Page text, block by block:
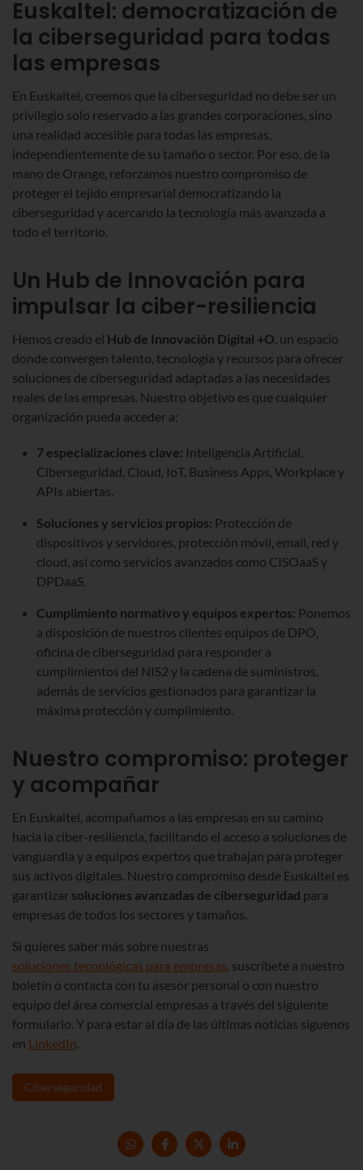
Euskaltel: democratización de
la ciberseguridad para todas
las empresas
En Euskaltel, creemos que la ciberseguridad no debe ser un
privilegio solo reservado a las grandes corporaciones, sino
una realidad accesible para todas las empresas,
independientemente de su tamaño o sector. Por eso, de la
mano de Orange, reforzamos nuestro compromiso de
proteger el tejido empresarial democratizando la
ciberseguridad y acercando la tecnología más avanzada a
todo el territorio.
Un Hub de Innovación para
impulsar la ciber-resiliencia
Hemos creado el Hub de Innovación Digital +O, un espacio
donde convergen talento, tecnología y recursos para ofrecer
soluciones de ciberseguridad adaptadas a las necesidades
reales de las empresas. Nuestro objetivo es que cualquier
organización pueda acceder a:
7 especializaciones clave: Inteligencia Artificial,
Ciberseguridad, Cloud, IoT, Business Apps, Workplace y
APIs abiertas.
Soluciones y servicios propios: Protección de
dispositivos y servidores, protección móvil, email, red y
cloud, así como servicios avanzados como CISOaaS y
DPDaaS.
Cumplimiento normativo y equipos expertos: Ponemos
a disposición de nuestros clientes equipos de DPO,
oficina de ciberseguridad para responder a
cumplimientos del NIS2 y la cadena de suministros,
además de servicios gestionados para garantizar la
máxima protección y cumplimiento.
Nuestro compromiso: proteger
y acompañar
En Euskaltel, acompañamos a las empresas en su camino
hacia la ciber-resiliencia, facilitando el acceso a soluciones de
vanguardia y a equipos expertos que trabajan para proteger
sus activos digitales. Nuestro compromiso desde Euskaltel es
garantizar soluciones avanzadas de ciberseguridad para
empresas de todos los sectores y tamaños.
Si quieres saber más sobre nuestras
soluciones tecnológicas para empresas, suscríbete a nuestro
boletín o contacta con tu asesor personal o con nuestro
equipo del área comercial empresas a través del siguiente
formulario. Y para estar al día de las últimas noticias síguenos
en LinkedIn.
Ciberseguridad